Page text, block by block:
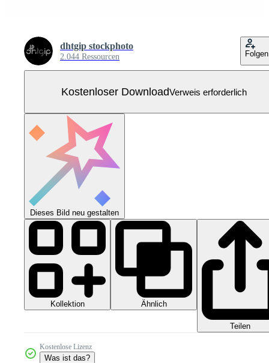
dhtgip stockphoto
2.044 Ressourcen Folgen
Kostenloser DownloadVerweis erforderlich
Dieses Bild neu gestalten
Kollektion Ähnlich
Teilen
Kostenlose Lizenz
Was ist das?